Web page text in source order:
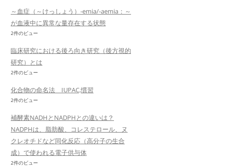
～血症（～けっしょう）-emia/-aemia：～
が血液中に異常な量存在する状態
2件のビュー
臨床研究における後ろ向き研究（後方視的
研究）とは
2件のビュー
化合物の命名法 IUPAC,慣習
2件のビュー
補酵素NADHとNADPHとの違いは？
NADPHは、脂肪酸、コレステロール、ヌ
クレオチドなど同化反応（高分子の生合
成）で使われる電子供与体
2件のビュー